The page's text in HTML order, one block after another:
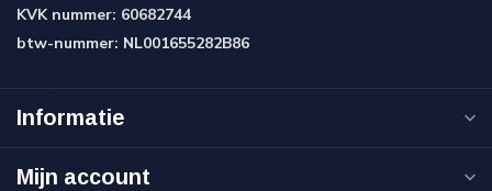
KVK nummer: 60682744
btw-nummer: NL001655282B86
Informatie
Mijn account